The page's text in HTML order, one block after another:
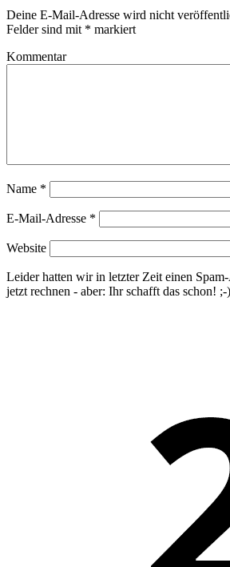
Deine E-Mail-Adresse wird nicht
Felder sind mit * markiert
Kommentar
Name *
E-Mail-Adresse *
Website
Leider hatten wir in letzter Zeit einen
jetzt rechnen - aber: Ihr schafft das schon! ;-)